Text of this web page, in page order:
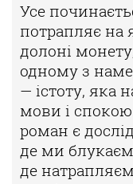
Усе
потрапляє на
долоні
одному з
— істоту, яка
мови і
роман є
де ми блукає
де